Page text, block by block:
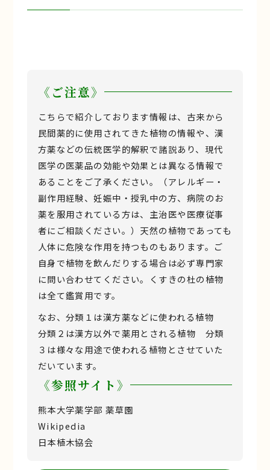
《ご注意》
こちらで紹介しております情報は、古来から
民間薬的に使用されてきた植物の情報や、漢
方薬などの伝統医学的解釈で諸説あり、現代
医学の医薬品の効能や効果とは異なる情報で
あることをご了承ください。（アレルギー・
副作用経験、妊娠中・授乳中の方、病院のお
薬を服用されている方は、主治医や医療従事
者にご相談ください。）天然の植物であっても
人体に危険な作用を持つものもあります。ご
自身で植物を飲んだりする場合は必ず専門家
に問い合わせてください。くすきの杜の植物
は全て鑑賞用です。
なお、分類１は漢方薬などに使われる植物
分類２は漢方以外で薬用とされる植物 分類
３は様々な用途で使われる植物とさせていた
だいています。
《参照サイト》
熊本大学薬学部 薬草園
Wikipedia
日本植木協会